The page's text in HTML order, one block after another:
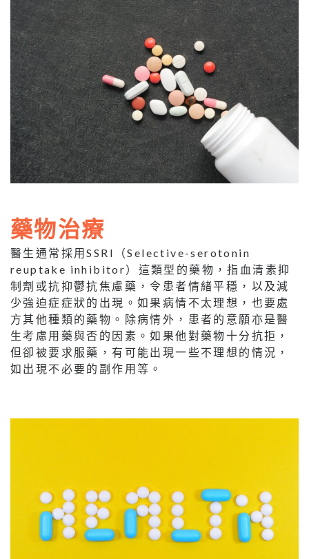
藥物治療
醫生通常採用SSRI（Selective-serotonin
reuptake inhibitor）這類型的藥物，指血清素抑
制劑或抗抑鬱抗焦慮藥，令患者情緒平穩，以及減
少強迫症症狀的出現。如果病情不太理想，也要處
方其他種類的藥物。除病情外，患者的意願亦是醫
生考慮用藥與否的因素。如果他對藥物十分抗拒，
但卻被要求服藥，有可能出現一些不理想的情況，
如出現不必要的副作用等。